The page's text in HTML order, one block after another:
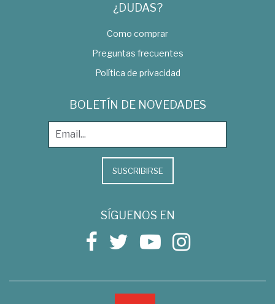
¿DUDAS?
Como comprar
Preguntas frecuentes
Política de privacidad
BOLETÍN DE NOVEDADES
SUSCRIBIRSE
SÍGUENOS EN